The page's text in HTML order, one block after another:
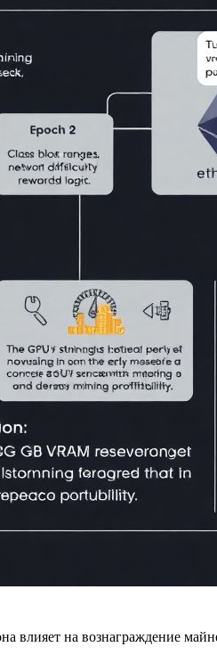
влияет на вознаграждение